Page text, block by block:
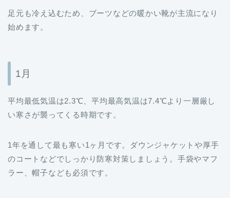
足元も冷え込むため、ブーツなどの暖かい靴が主流になり
始めます。
1月
平均最低気温は2.3℃、平均最高気温は7.4℃より一層厳し
い寒さが襲ってくる時期です。
1年を通して最も寒い1ヶ月です。ダウンジャケットや厚手
のコートなどでしっかり防寒対策しましょう。手袋やマフ
ラー、帽子なども必須です。